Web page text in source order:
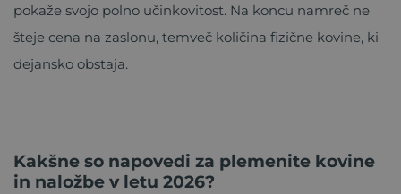
pokaže svojo polno učinkovitost. Na koncu namreč ne
šteje cena na zaslonu, temveč količina fizične kovine, ki
dejansko obstaja.
Kakšne so napovedi za plemenite kovine
in naložbe v letu 2026?